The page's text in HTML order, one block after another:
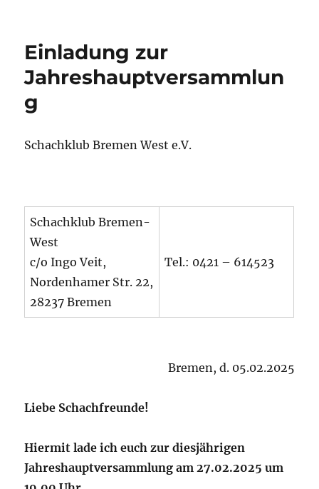
Einladung zur
Jahreshauptversammlun
g
Schachklub Bremen West e.V.
Schachklub Bremen-
West
c/o Ingo Veit,
Nordenhamer Str. 22,
28237 Bremen
Tel.: 0421 – 614523
Bremen, d. 05.02.2025
Liebe Schachfreunde!
Hiermit lade ich euch zur diesjährigen
Jahreshauptversammlung am 27.02.2025 um